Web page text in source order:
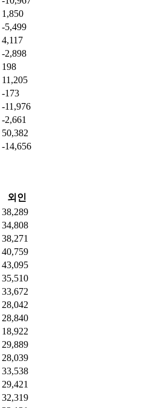
외인
3,481
-3,463
-2,488
-2,336
7,585
1,838
5,630
-798
9,918
-10,967
1,850
198
11,205
-173
-11,976
-2,661
50,382
-14,656
외인
38,289
34,808
38,271
40,759
43,095